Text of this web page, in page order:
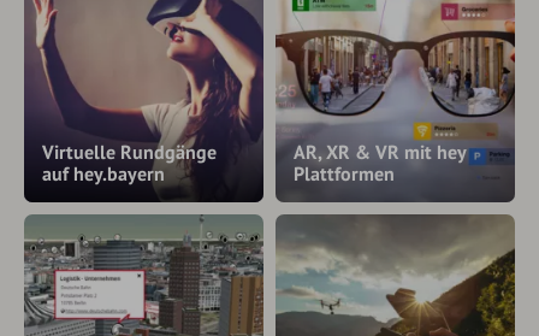
Virtuelle Rundgänge
auf hey.bayern
AR, XR & VR mit hey
Plattformen